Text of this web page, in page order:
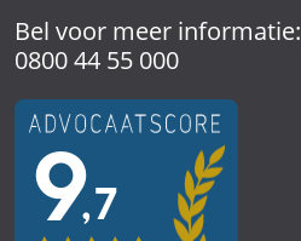
Bel voor meer informatie:
0800 44 55 000